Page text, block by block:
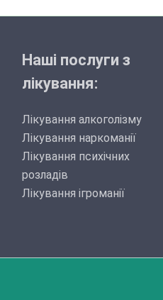
Наші послуги з
лікування:
Лікування алкоголізму
Лікування наркоманії
Лікування психічних
розладів
Лікування ігроманії